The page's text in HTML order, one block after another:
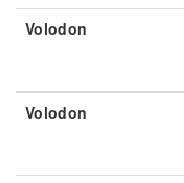
Volodon
Volodon